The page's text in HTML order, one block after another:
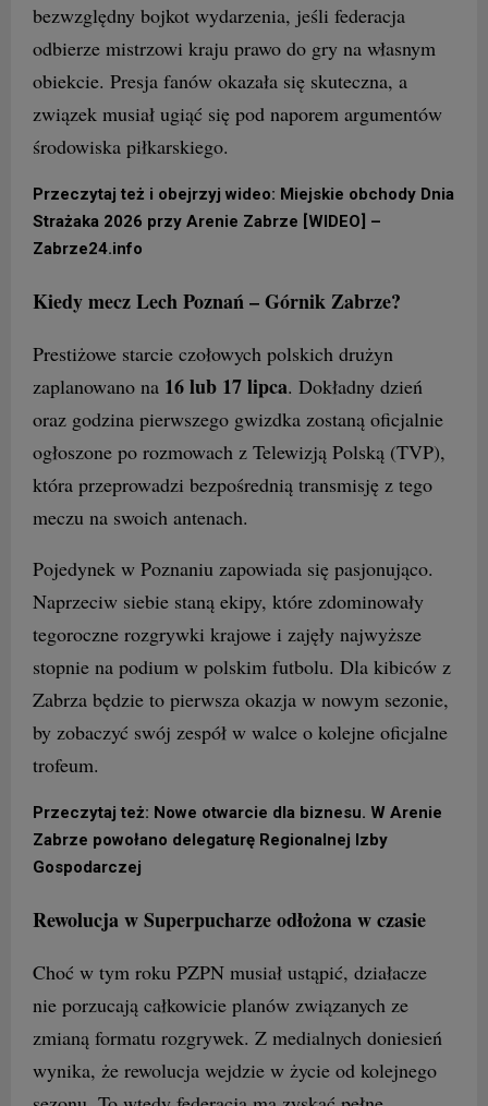
bezwzględny bojkot wydarzenia, jeśli federacja
odbierze mistrzowi kraju prawo do gry na własnym
obiekcie. Presja fanów okazała się skuteczna, a
związek musiał ugiąć się pod naporem argumentów
środowiska piłkarskiego.
Przeczytaj też i obejrzyj wideo: Miejskie obchody Dnia
Strażaka 2026 przy Arenie Zabrze [WIDEO] –
Zabrze24.info
Kiedy mecz Lech Poznań – Górnik Zabrze?
Prestiżowe starcie czołowych polskich drużyn
zaplanowano na 16 lub 17 lipca. Dokładny dzień
oraz godzina pierwszego gwizdka zostaną oficjalnie
ogłoszone po rozmowach z Telewizją Polską (TVP),
która przeprowadzi bezpośrednią transmisję z tego
meczu na swoich antenach.
Pojedynek w Poznaniu zapowiada się pasjonująco.
Naprzeciw siebie staną ekipy, które zdominowały
tegoroczne rozgrywki krajowe i zajęły najwyższe
stopnie na podium w polskim futbolu. Dla kibiców z
Zabrza będzie to pierwsza okazja w nowym sezonie,
by zobaczyć swój zespół w walce o kolejne oficjalne
trofeum.
Przeczytaj też: Nowe otwarcie dla biznesu. W Arenie
Zabrze powołano delegaturę Regionalnej Izby
Gospodarczej
Rewolucja w Superpucharze odłożona w czasie
Choć w tym roku PZPN musiał ustąpić, działacze
nie porzucają całkowicie planów związanych ze
zmianą formatu rozgrywek. Z medialnych doniesień
wynika, że rewolucja wejdzie w życie od kolejnego